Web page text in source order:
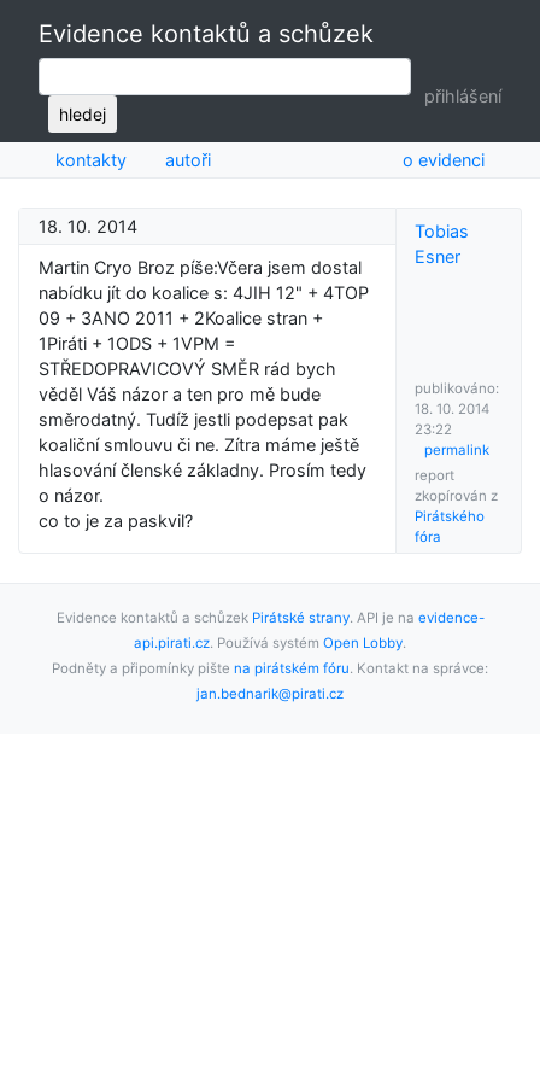
Evidence kontaktů a schůzek
hledej
přihlášení
kontakty autoři o evidenci
18. 10. 2014
Martin Cryo Broz píše:Včera jsem dostal
nabídku jít do koalice s: 4JIH 12" + 4TOP
09 + 3ANO 2011 + 2Koalice stran +
1Piráti + 1ODS + 1VPM =
STŘEDOPRAVICOVÝ SMĚR rád bych
věděl Váš názor a ten pro mě bude
směrodatný. Tudíž jestli podepsat pak
koaliční smlouvu či ne. Zítra máme ještě
hlasování členské základny. Prosím tedy
o názor.
co to je za paskvil?
Tobias
Esner
publikováno:
18. 10. 2014
23:22
permalink
report
zkopírován z
Pirátského
fóra
Evidence kontaktů a schůzek Pirátské strany. API je na evidence-
api.pirati.cz. Používá systém Open Lobby.
Podněty a připomínky pište na pirátském fóru. Kontakt na správce:
jan.bednarik@pirati.cz